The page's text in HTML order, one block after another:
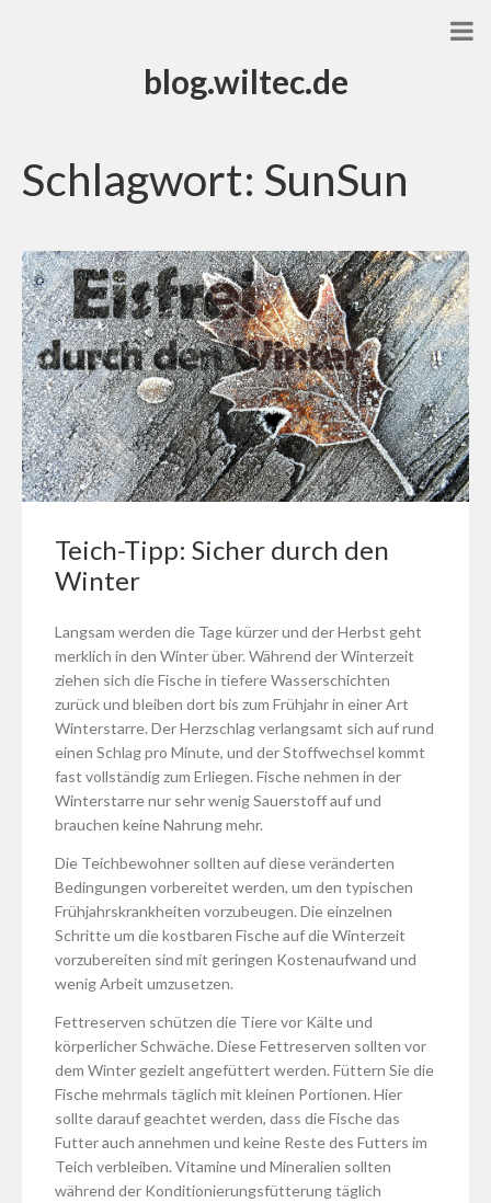
blog.wiltec.de
Schlagwort: SunSun
Teich-Tipp: Sicher durch den
Winter
Langsam werden die Tage kürzer und der Herbst geht
merklich in den Winter über. Während der Winterzeit
ziehen sich die Fische in tiefere Wasserschichten
zurück und bleiben dort bis zum Frühjahr in einer Art
Winterstarre. Der Herzschlag verlangsamt sich auf rund
einen Schlag pro Minute, und der Stoffwechsel kommt
fast vollständig zum Erliegen. Fische nehmen in der
Winterstarre nur sehr wenig Sauerstoff auf und
brauchen keine Nahrung mehr.
Die Teichbewohner sollten auf diese veränderten
Bedingungen vorbereitet werden, um den typischen
Frühjahrskrankheiten vorzubeugen. Die einzelnen
Schritte um die kostbaren Fische auf die Winterzeit
vorzubereiten sind mit geringen Kostenaufwand und
wenig Arbeit umzusetzen.
Fettreserven schützen die Tiere vor Kälte und
körperlicher Schwäche. Diese Fettreserven sollten vor
dem Winter gezielt angefüttert werden. Füttern Sie die
Fische mehrmals täglich mit kleinen Portionen. Hier
sollte darauf geachtet werden, dass die Fische das
Futter auch annehmen und keine Reste des Futters im
Teich verbleiben. Vitamine und Mineralien sollten
während der Konditionierungsfütterung täglich